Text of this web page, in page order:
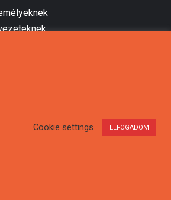
Cookie settings ELFOGADOM